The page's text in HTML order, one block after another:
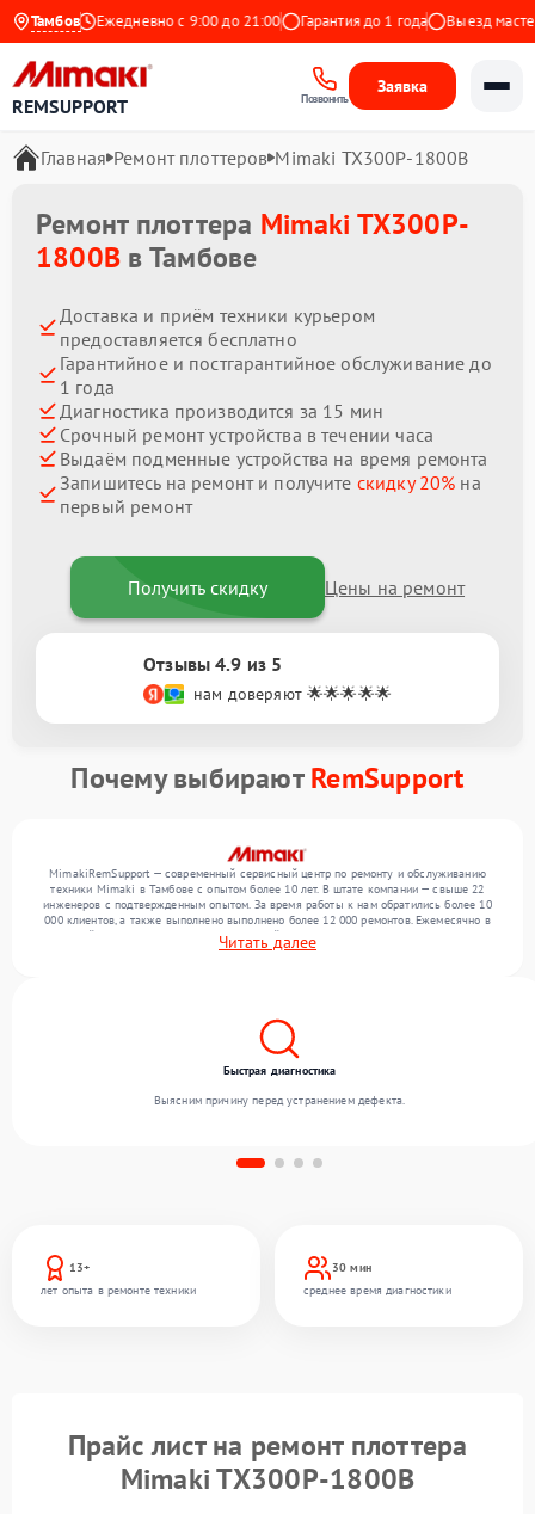
Тамбов
Яндекс Ежедневно с 9:00 до 21:00 Гарантия до 1 года Выезд мастера
REMSUPPORT Позвонить
Заявка
Главная Ремонт плоттеров Mimaki TX300P-1800B
Ремонт плоттера Mimaki TX300P-
1800B в Тамбове
Доставка и приём техники курьером
предоставляется бесплатно
Гарантийное и постгарантийное обслуживание до
1 года
Диагностика производится за 15 мин
Срочный ремонт устройства в течении часа
Выдаём подменные устройства на время ремонта
Запишитесь на ремонт и получите скидку 20% на
первый ремонт
Получить скидку Цены на ремонт
Отзывы 4.9 из 5
нам доверяют 🌟🌟🌟🌟🌟
Почему выбираютRemSupport
MimakiRemSupport — современный сервисный центр по ремонту и обслуживанию
техники Mimaki в Тамбове с опытом более 10 лет. В штате компании — свыше 22
инженеров с подтвержденным опытом. За время работы к нам обратились более 10
000 клиентов, а также выполнено выполнено более 12 000 ремонтов. Ежемесячно в
сервисный центр поступает более 300 устройств, включая , , . Мы работаем с широким
спектром неисправностей и гарантируем высокое качество обслуживания благодаря
Читать далее
13+
лет опыта в ремонте техники
30 мин
среднее время диагностики
Быстрая диагностика
Выясним причину перед устранением дефекта.
Прайс лист на ремонт плоттера
Mimaki TX300P-1800B